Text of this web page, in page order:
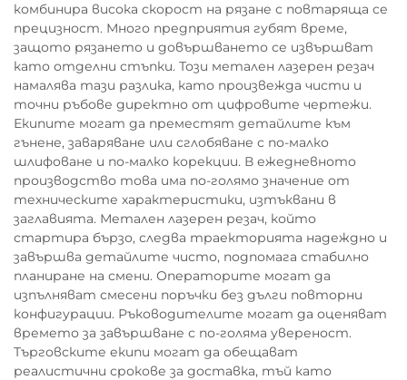
комбинира висока скорост на рязане с повтаряща се
прецизност. Много предприятия губят време,
защото рязането и довършването се извършват
като отделни стъпки. Този метален лазерен резач
намалява тази разлика, като произвежда чисти и
точни ръбове директно от цифровите чертежи.
Екипите могат да преместят детайлите към
гънене, заваряване или сглобяване с по-малко
шлифоване и по-малко корекции. В ежедневното
производство това има по-голямо значение от
техническите характеристики, изтъквани в
заглавията. Метален лазерен резач, който
стартира бързо, следва траекторията надеждно и
завършва детайлите чисто, подпомага стабилно
планиране на смени. Операторите могат да
изпълняват смесени поръчки без дълги повторни
конфигурации. Ръководителите могат да оценяват
времето за завършване с по-голяма увереност.
Търговските екипи могат да обещават
реалистични срокове за доставка, тъй като